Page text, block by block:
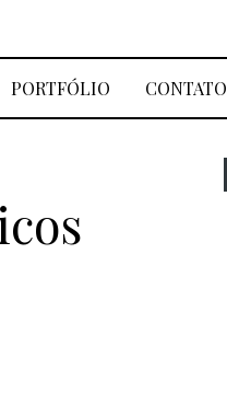
PORTFÓLIO CONTATO